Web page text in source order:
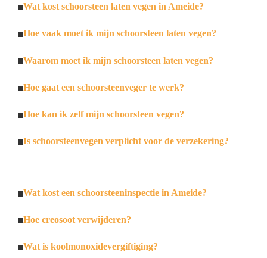
Wat kost schoorsteen laten vegen in Ameide?
Hoe vaak moet ik mijn schoorsteen laten vegen?
Waarom moet ik mijn schoorsteen laten vegen?
Hoe gaat een schoorsteenveger te werk?
Hoe kan ik zelf mijn schoorsteen vegen?
Is schoorsteenvegen verplicht voor de verzekering?
Wat kost een schoorsteeninspectie in Ameide?
Hoe creosoot verwijderen?
Wat is koolmonoxidevergiftiging?